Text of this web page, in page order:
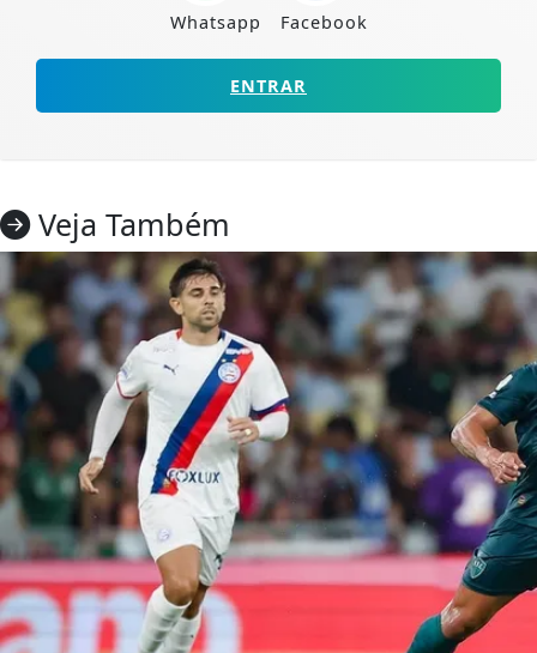
Whatsapp Facebook
ENTRAR
Veja Também